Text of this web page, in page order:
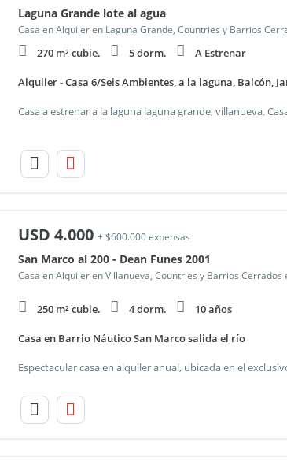
Laguna Grande lote al agua
Casa en Alquiler en Laguna Grande, Countries y Barrios
270 m² cubie. 5 dorm. A Estrenar
Alquiler - Casa 6/Seis Ambientes, a la laguna, Balcón,
USD 4.000 + $600.000 expensas
San Marco al 200 - Dean Funes 2001
Casa en Alquiler en Villanueva, Countries y Barrios Cerrados
250 m² cubie. 4 dorm. 10 años
Casa en Barrio Náutico San Marco salida el río